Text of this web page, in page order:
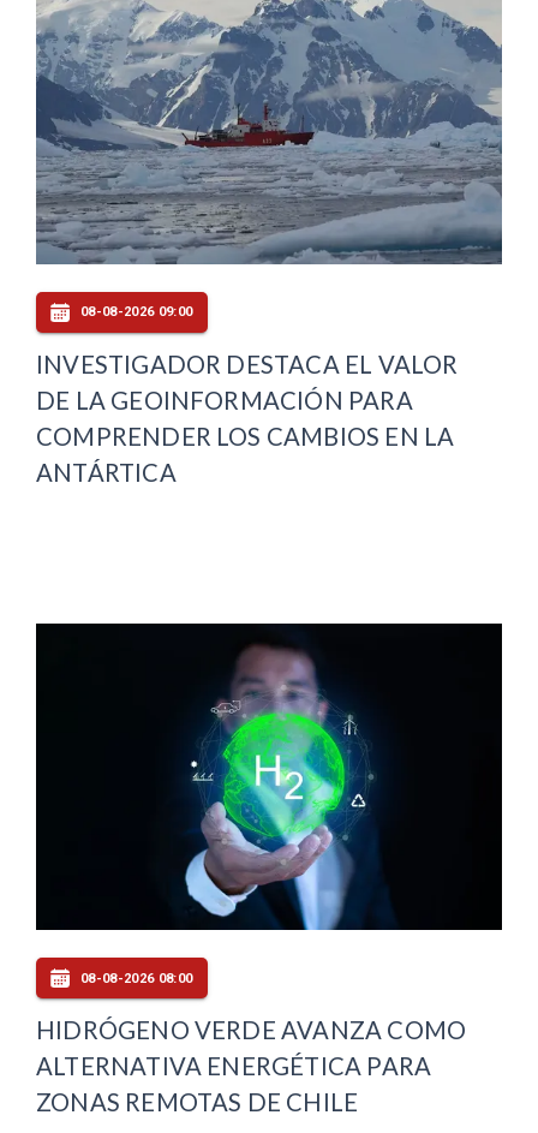
08-08-2026 09:00
INVESTIGADOR DESTACA EL VALOR
DE LA GEOINFORMACIÓN PARA
COMPRENDER LOS CAMBIOS EN LA
ANTÁRTICA
08-08-2026 08:00
HIDRÓGENO VERDE AVANZA COMO
ALTERNATIVA ENERGÉTICA PARA
ZONAS REMOTAS DE CHILE